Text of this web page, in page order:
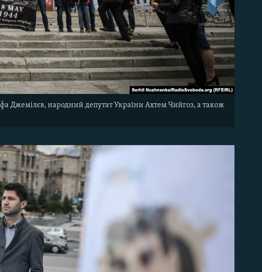
Джемілєв, народний депутат України Ахтем Чийгоз, а також